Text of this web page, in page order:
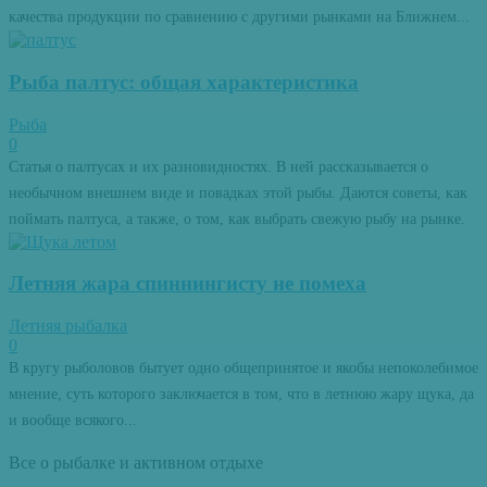
качества продукции по сравнению с другими рынками на Ближнем...
Рыба палтус: общая характеристика
Рыба
0
Статья о палтусах и их разновидностях. В ней рассказывается о
необычном внешнем виде и повадках этой рыбы. Даются советы, как
поймать палтуса, а также, о том, как выбрать свежую рыбу на рынке.
Летняя жара спиннингисту не помеха
Летняя рыбалка
0
В кругу рыболовов бытует одно общепринятое и якобы непоколебимое
мнение, суть которого заключается в том, что в летнюю жару щука, да
и вообще всякого...
Все о рыбалке и активном отдыхе